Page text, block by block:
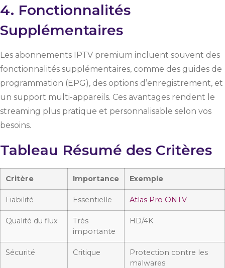
4. Fonctionnalités
Supplémentaires
Les abonnements IPTV premium incluent souvent des
fonctionnalités supplémentaires, comme des guides de
programmation (EPG), des options d’enregistrement, et
un support multi-appareils. Ces avantages rendent le
streaming plus pratique et personnalisable selon vos
besoins.
Tableau Résumé des Critères
Critère Importance Exemple
Fiabilité Essentielle Atlas Pro ONTV
Qualité du flux
Très
importante
HD/4K
Sécurité Critique
Protection contre les
malwares